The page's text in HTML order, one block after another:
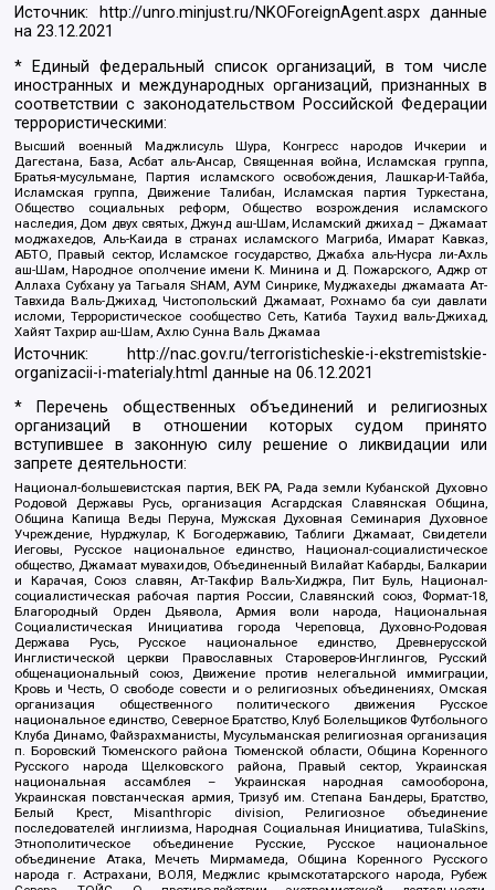
Источник: http://unro.minjust.ru/NKOForeignAgent.aspxданные
на23.12.2021
* Единый федеральный список организаций, в том числе
иностранных и международных организаций, признанных в
соответствии с законодательством Российской Федерации
террористическими:
Высший военный Маджлисуль Шура, Конгресс народов Ичкерии и
Дагестана, База, Асбат аль-Ансар, Священная война, Исламская группа,
Братья-мусульмане, Партия исламского освобождения, Лашкар-И-Тайба,
Исламская группа, Движение Талибан, Исламская партия Туркестана,
Общество социальных реформ, Общество возрождения исламского
наследия, Дом двух святых, Джунд аш-Шам, Исламский джихад – Джамаат
моджахедов, Аль-Каида в странах исламского Магриба, Имарат Кавказ,
АБТО, Правый сектор, Исламское государство, Джабха аль-Нусра ли-Ахль
аш-Шам, Народное ополчение имени К. Минина и Д. Пожарского, Аджр от
Аллаха Субхану уа Тагьаля SHAM, АУМ Синрике, Муджахеды джамаата Ат-
Тавхида Валь-Джихад, Чистопольский Джамаат, Рохнамо ба суи давлати
исломи, Террористическое сообщество Сеть, Катиба Таухид валь-Джихад,
Хайят Тахрир аш-Шам, Ахлю Сунна Валь Джамаа
Источник:
http://nac.gov.ru/terroristicheskie-i-ekstremistskie-
organizacii-i-materialy.html данные на06.12.2021
* Перечень общественных объединений и религиозных
организаций в отношении которых судом принято
вступившее в законную силу решение о ликвидации или
запрете деятельности:
Национал-большевистская партия, ВЕК РА, Рада земли Кубанской Духовно
Родовой Державы Русь, организация Асгардская Славянская Община,
Община Капища Веды Перуна, Мужская Духовная Семинария Духовное
Учреждение, Нурджулар, К Богодержавию, Таблиги Джамаат, Свидетели
Иеговы, Русское национальное единство, Национал-социалистическое
общество, Джамаат мувахидов, Объединенный Вилайат Кабарды, Балкарии
и Карачая, Союз славян, Ат-Такфир Валь-Хиджра, Пит Буль, Национал-
социалистическая рабочая партия России, Славянский союз, Формат-18,
Благородный Орден Дьявола, Армия воли народа, Национальная
Социалистическая Инициатива города Череповца, Духовно-Родовая
Держава Русь, Русское национальное единство, Древнерусской
Инглистической церкви Православных Староверов-Инглингов, Русский
общенациональный союз, Движение против нелегальной иммиграции,
Кровь и Честь, О свободе совести и о религиозных объединениях, Омская
организация общественного политического движения Русское
национальное единство, Северное Братство, Клуб Болельщиков Футбольного
Клуба Динамо, Файзрахманисты, Мусульманская религиозная организация
п. Боровский Тюменского района Тюменской области, Община Коренного
Русского народа Щелковского района, Правый сектор, Украинская
национальная ассамблея – Украинская народная самооборона,
Украинская повстанческая армия, Тризуб им. Степана Бандеры, Братство,
Белый Крест, Misanthropic division, Религиозное объединение
последователей инглиизма, Народная Социальная Инициатива, TulaSkins,
Этнополитическое объединение Русские, Русское национальное
объединение Атака, Мечеть Мирмамеда, Община Коренного Русского
народа г. Астрахани, ВОЛЯ, Меджлис крымскотатарского народа, Рубеж